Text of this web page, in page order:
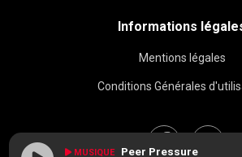
Informations
Mentions légales
Conditions Générales
MUSIQUE Peer Pressure